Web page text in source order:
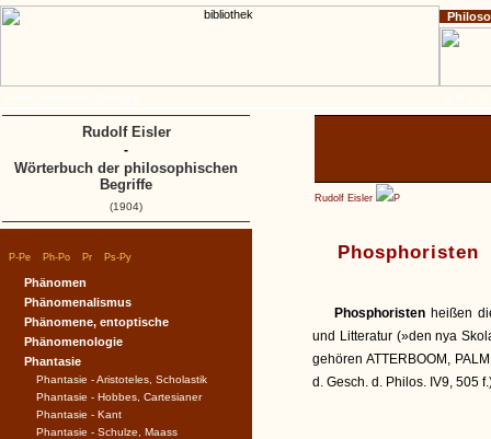
Rudolf Eisler P
Phosphoristen
Phosphoristen heißen
und Litteratur (»den nya
gehören ATTERBOOM,
d. Gesch. d. Philos. IV9, 505
P-Pe Ph-Po Pr Ps-Py
Phänomen
Phänomenalismus
Phänomene, entoptische
Phänomenologie
Phantasie
Phantasie - Aristoteles, Scholastik
Phantasie - Hobbes, Cartesianer
Phantasie - Kant
Phantasie - Schulze, Maass
Rudolf Eisler
-
Wörterbuch der philosophischen
Begriffe
(1904)